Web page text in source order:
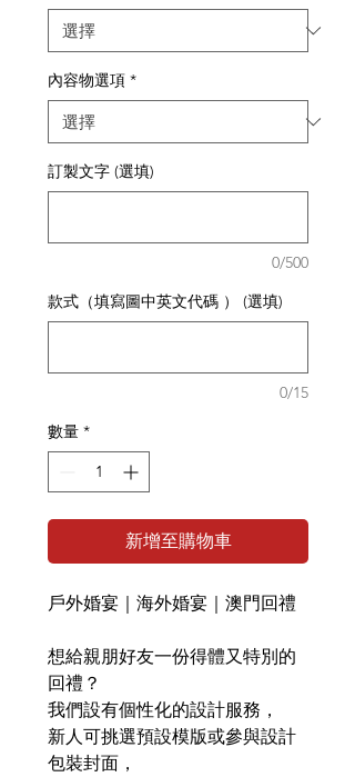
內容物選項 *
訂製文字 (選填)
0/500
款式（填寫圖中英文代碼 ） (選填)
0/15
數量 *
新增至購物車
戶外婚宴｜海外婚宴｜澳門回禮
想給親朋好友一份得體又特別的
回禮？
我們設有個性化的設計服務，
新人可挑選預設模版或參與設計
包裝封面，